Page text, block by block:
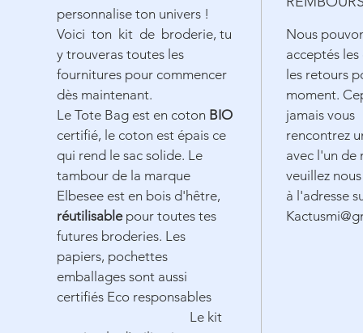
personnalise ton univers !
Voici ton kit de broderie, tu
y trouveras toutes les
fournitures pour commencer
dès maintenant.
Le Tote Bag est en coton BIO
certifié, le coton est épais ce
qui rend le sac solide. Le
tambour de la marque
Elbesee est en bois d'hêtre,
réutilisablepour toutes tes
futures broderies. Les
papiers, pochettes
emballages sont aussi
certifiés Eco responsables
Le kit
Nous
acceptés
les retours
moment.
jamais vous
rencontrez
avec l'un de
veuillez
à l'adresse